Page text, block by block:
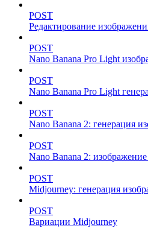
POST
Редактирование
POST
Nano Banana Pro Light
POST
Nano Banana Pro Light
POST
Nano Banana 2: генерация
POST
Nano Banana 2:
POST
Midjourney: генерация
POST
Вариации Midjourney